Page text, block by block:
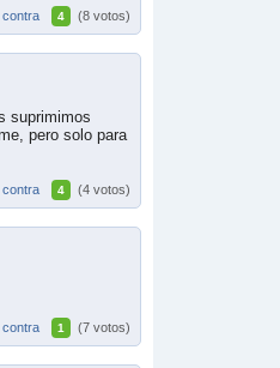
contra 4 (8 votos)
suprimimos
pero solo para
contra 4 (4 votos)
contra 1 (7 votos)